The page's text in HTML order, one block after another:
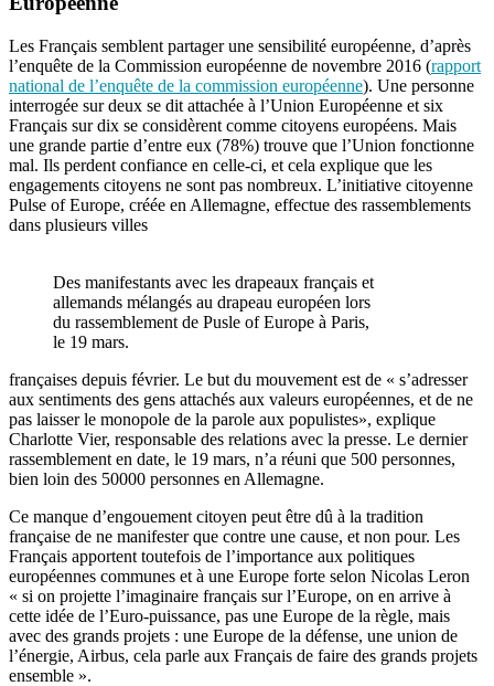
Les Français semblent partager une sensibilité européenne, d’après
l’enquête de la Commission européenne de novembre 2016 (rapport
national de l’enquête de la commission européenne). Une personne
interrogée sur deux se dit attachée à l’Union Européenne et six
Français sur dix se considèrent comme citoyens européens. Mais
une grande partie d’entre eux (78%) trouve que l’Union fonctionne
mal. Ils perdent confiance en celle-ci, et cela explique que les
engagements citoyens ne sont pas nombreux. L’initiative citoyenne
Pulse of Europe, créée en Allemagne, effectue des rassemblements
dans plusieurs villes
Des manifestants avec les drapeaux français et
allemands mélangés au drapeau européen lors
du rassemblement de Pusle of Europe à Paris,
le 19 mars.
françaises depuis février. Le but du mouvement est de « s’adresser
aux sentiments des gens attachés aux valeurs européennes, et de ne
pas laisser le monopole de la parole aux populistes», explique
Charlotte Vier, responsable des relations avec la presse. Le dernier
rassemblement en date, le 19 mars, n’a réuni que 500 personnes,
bien loin des 50000 personnes en Allemagne.
Ce manque d’engouement citoyen peut être dû à la tradition
française de ne manifester que contre une cause, et non pour. Les
Français apportent toutefois de l’importance aux politiques
européennes communes et à une Europe forte selon Nicolas Leron
« si on projette l’imaginaire français sur l’Europe, on en arrive à
cette idée de l’Euro-puissance, pas une Europe de la règle, mais
avec des grands projets : une Europe de la défense, une union de
l’énergie, Airbus, cela parle aux Français de faire des grands projets
ensemble ».